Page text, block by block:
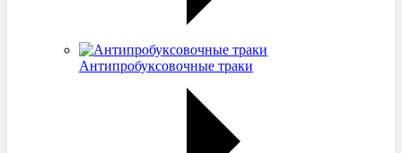
Антипробуксовочные траки